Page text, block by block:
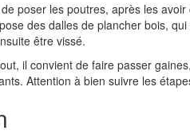
poser les poutres, après les
des dalles de plancher bois,
être vissé.
il convient de faire passer
Attention à bien suivre les